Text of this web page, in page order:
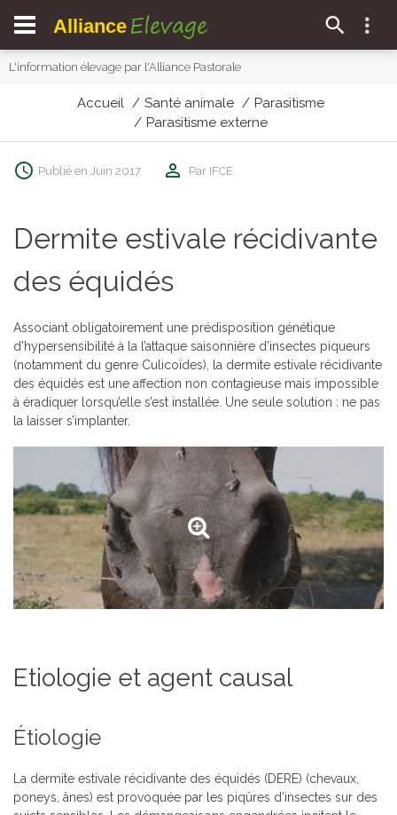
Alliance Elevage
L'information élevage par l'Alliance Pastorale
Accueil Santé animale
Parasitisme
Parasitisme externe
Publié en Juin 2017 Par IFCE
Dermite estivale récidivante
des équidés
Associant obligatoirement une prédisposition génétique
d’hypersensibilité à la l’attaque saisonnière d’insectes piqueurs
(notamment du genre Culicoïdes), la dermite estivale récidivante
des équidés est une affection non contagieuse mais impossible
à éradiquer lorsqu’elle s’est installée. Une seule solution : ne pas
la laisser s’implanter.
Etiologie et agent causal
Étiologie
La dermite estivale récidivante des équidés (DERE) (chevaux,
poneys, ânes) est provoquée par les piqûres d’insectes sur des